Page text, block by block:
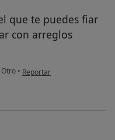
que te puedes fiar
con arreglos
Otro • en opinión del usuario
Reportar